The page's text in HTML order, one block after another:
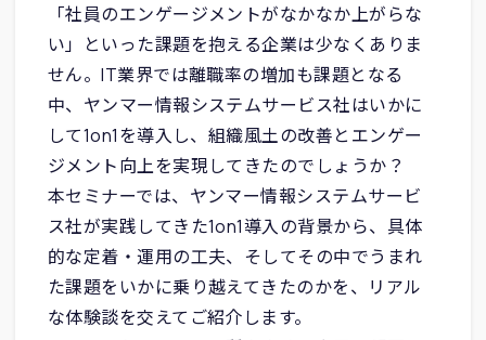
「社員のエンゲージメントがなかなか上がらな
い」といった課題を抱える企業は少なくありま
せん。IT業界では離職率の増加も課題となる
中、ヤンマー情報システムサービス社はいかに
して1on1を導入し、組織風土の改善とエンゲー
ジメント向上を実現してきたのでしょうか？
本セミナーでは、ヤンマー情報システムサービ
ス社が実践してきた1on1導入の背景から、具体
的な定着・運用の工夫、そしてその中でうまれ
た課題をいかに乗り越えてきたのかを、リアル
な体験談を交えてご紹介します。